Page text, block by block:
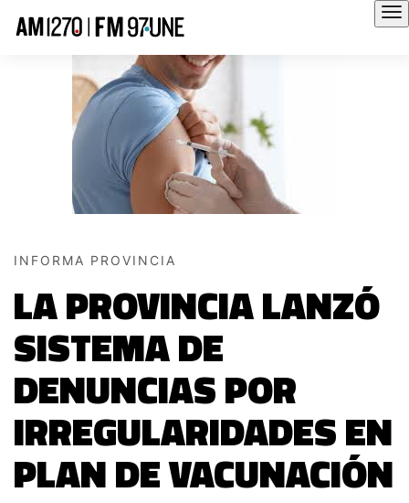
INFORMA PROVINCIA
LA PROVINCIA LANZÓ
SISTEMA DE
DENUNCIAS POR
IRREGULARIDADES EN
PLAN DE VACUNACIÓN